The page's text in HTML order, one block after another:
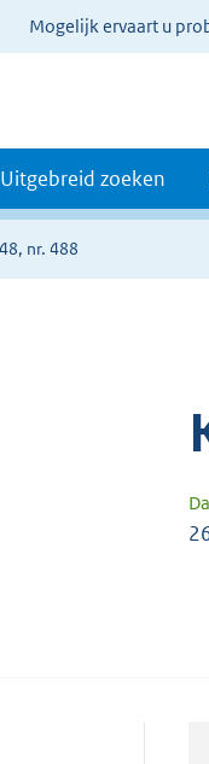
Mogelijk ervaart u
Uitgebreid zoeken
nr. 488